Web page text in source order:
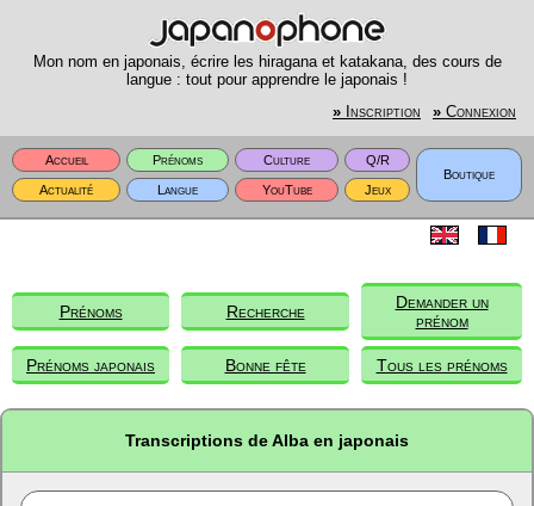
Mon nom en japonais, écrire les hiragana et katakana, des cours de
langue : tout pour apprendre le japonais !
» Inscription » Connexion
Accueil Prénoms Culture
Q/R
Boutique
Actualité
Langue YouTube Jeux
Prénoms Recherche
Demander un
prénom
Prénoms japonais Bonne fête Tous les prénoms
Transcriptions de Alba en japonais